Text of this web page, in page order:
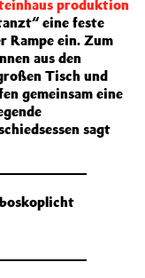
produktion
eine feste
Rampe ein. Zum
aus den
Tisch und
gemeinsam eine
sagt